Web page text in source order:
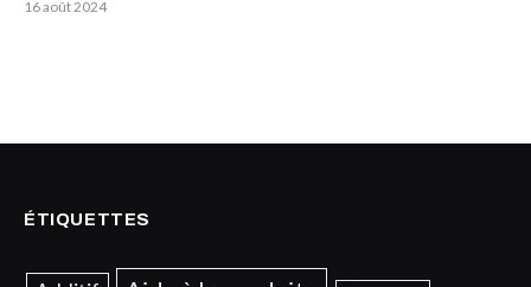
16 août 2024
ÉTIQUETTES